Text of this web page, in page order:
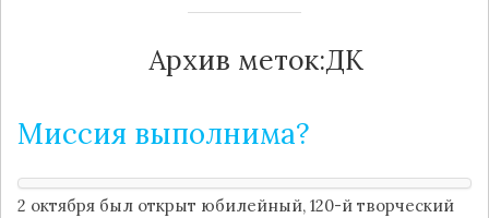
Архив меток:ДК
Миссия выполнима?
2 октября был открыт юбилейный, 120-й творческий